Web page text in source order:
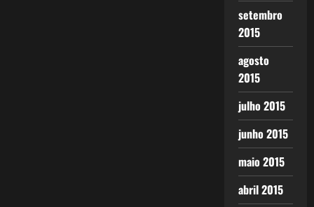
setembro
2015
agosto
2015
julho 2015
junho 2015
maio 2015
abril 2015